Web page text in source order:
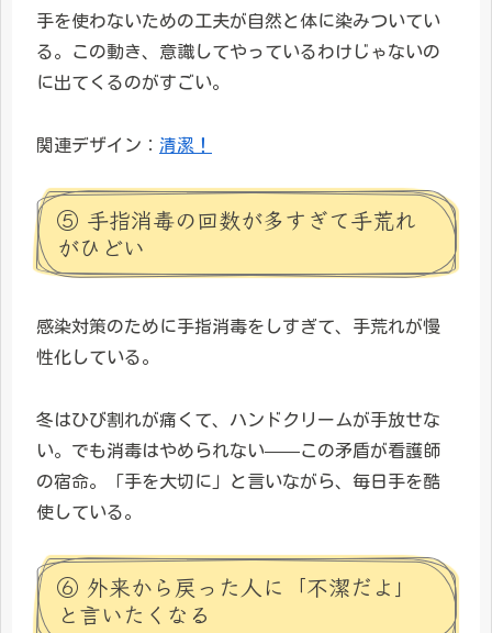
手を使わないための工夫が自然と体に染みついてい
る。この動き、意識してやっているわけじゃないの
に出てくるのがすごい。
関連デザイン： 清潔！
⑤ 手指消毒の回数が多すぎて手荒れ
がひどい
感染対策のために手指消毒をしすぎて、手荒れが慢
性化している。
冬はひび割れが痛くて、ハンドクリームが手放せな
い。でも消毒はやめられない——この矛盾が看護師
の宿命。「手を大切に」と言いながら、毎日手を酷
使している。
⑥ 外来から戻った人に「不潔だよ」
と言いたくなる